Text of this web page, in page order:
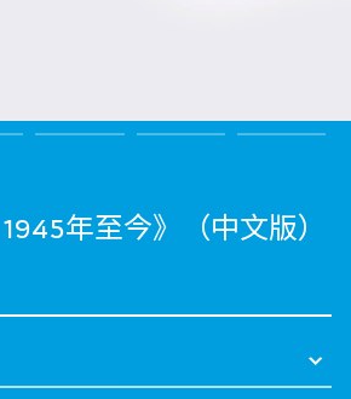
年至今》（中文版）